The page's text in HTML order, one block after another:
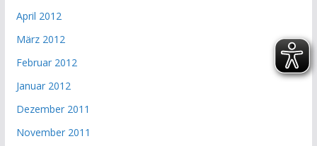
April 2012
März 2012
Februar 2012
Januar 2012
Dezember 2011
November 2011